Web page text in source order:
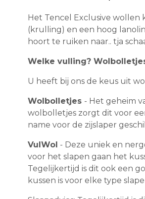
Het Tencel Exclusive wollen
(krulling) en een hoog
hoort te ruiken naar.. tja
Welke vulling?
U heeft bij ons de keus uit
Wolbolletjes - Het geheim
wolbolletjes zorgt dit voor
name voor de zijslaper
VulWol - Deze uniek en
voor het slapen gaan het
Tegelijkertijd is dit ook een
kussen is voor elke type